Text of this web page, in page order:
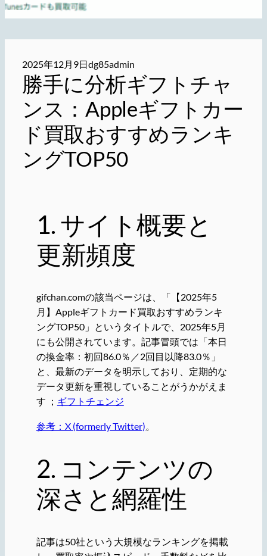
2025年12月9日dg85admin
勝手に分析ギフトチャ
ンス：Appleギフトカー
ド買取おすすめランキ
ングTOP50
1. サイト概要と
更新頻度
gifchan.comの該当ページは、「【2025年5
月】Appleギフトカード買取おすすめランキ
ングTOP50」というタイトルで、2025年5月
にも公開されています。記事冒頭では「本日
の換金率：初回86.0％／2回目以降83.0％」
と、最新のデータを明示しており、定期的な
データ更新を重視していることがうかがえま
す ； ギフトチェンジ
参考：X (formerly Twitter)
2. コンテンツの
深さと網羅性
記事は50社という大規模なランキングを掲載